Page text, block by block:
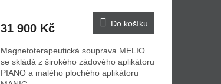
31 900 Kč Do košíku
Magnetoterapeutická souprava MELIO
se skládá z širokého zádového aplikátoru
PIANO a malého plochého aplikátoru